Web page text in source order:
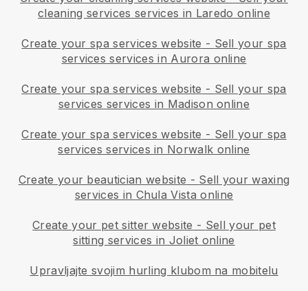
cleaning services services in Laredo online
Create your spa services website - Sell your spa
services services in Aurora online
Create your spa services website - Sell your spa
services services in Madison online
Create your spa services website - Sell your spa
services services in Norwalk online
Create your beautician website - Sell your waxing
services in Chula Vista online
Create your pet sitter website - Sell your pet
sitting services in Joliet online
Upravljajte svojim hurling klubom na mobitelu